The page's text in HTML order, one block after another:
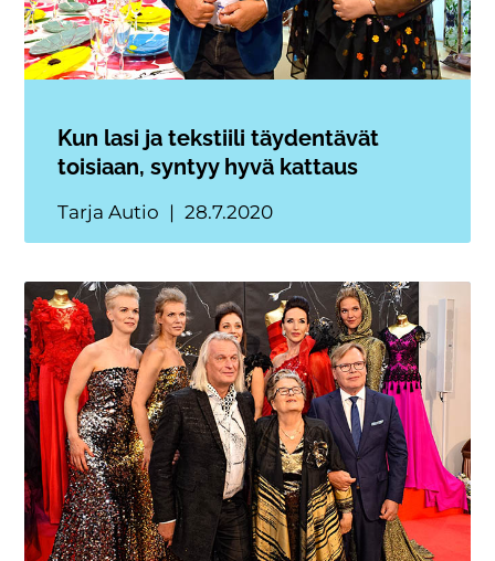
Kun lasi ja tekstiili täydentävät
toisiaan, syntyy hyvä kattaus
Tarja Autio 28.7.2020